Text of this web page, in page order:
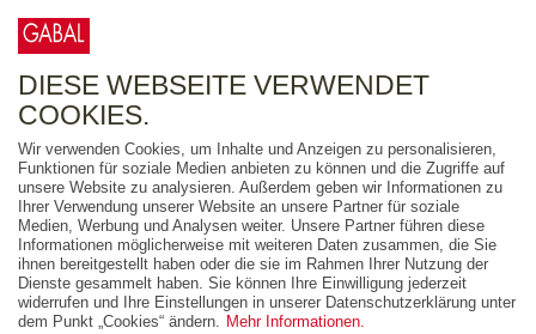
FREITEXT
AUSGABEART
AUS DER REIHE
ZUM THEMA
DIESE WEBSEITE VERWENDET
COOKIES.
Wir verwenden Cookies, um Inhalte und Anzeigen zu personalisieren,
Funktionen für soziale Medien anbieten zu können und die Zugriffe auf
unsere Website zu analysieren. Außerdem geben wir Informationen zu
Ihrer Verwendung unserer Website an unsere Partner für soziale
Medien, Werbung und Analysen weiter. Unsere Partner führen diese
Informationen möglicherweise mit weiteren Daten zusammen, die Sie
ihnen bereitgestellt haben oder die sie im Rahmen Ihrer Nutzung der
Dienste gesammelt haben. Sie können Ihre Einwilligung jederzeit
widerrufen und Ihre Einstellungen in unserer Datenschutzerklärung unter
dem Punkt „Cookies“ ändern. Mehr Informationen.